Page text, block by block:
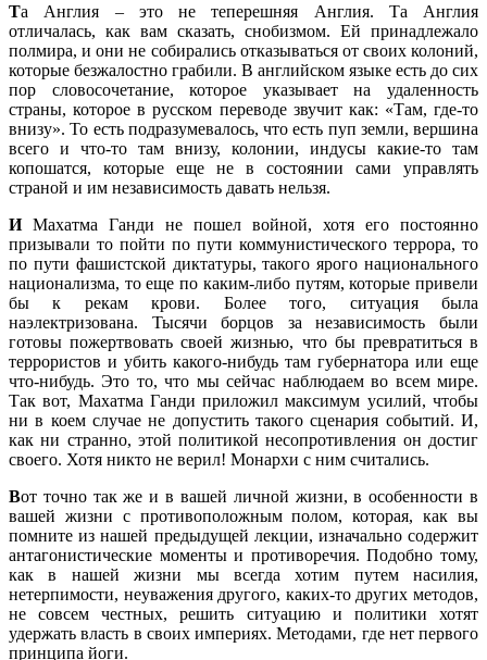
Та Англия – это не теперешняя Англия. Та Англия
отличалась, как вам сказать, снобизмом. Ей принадлежало
полмира, и они не собирались отказываться от своих колоний,
которые безжалостно грабили. В английском языке есть до сих
пор словосочетание, которое указывает на удаленность
страны, которое в русском переводе звучит как: «Там, где-то
внизу». То есть подразумевалось, что есть пуп земли, вершина
всего и что-то там внизу, колонии, индусы какие-то там
копошатся, которые еще не в состоянии сами управлять
страной и им независимость давать нельзя.
ИМахатма Ганди не пошел войной, хотя его постоянно
призывали то пойти по пути коммунистического террора, то
по пути фашистской диктатуры, такого ярого национального
национализма, то еще по каким-либо путям, которые привели
бы к рекам крови. Более того, ситуация была
наэлектризована. Тысячи борцов за независимость были
готовы пожертвовать своей жизнью, что бы превратиться в
террористов и убить какого-нибудь там губернатора или еще
что-нибудь. Это то, что мы сейчас наблюдаем во всем мире.
Так вот, Махатма Ганди приложил максимум усилий, чтобы
ни в коем случае не допустить такого сценария событий. И,
как ни странно, этой политикой несопротивления он достиг
своего. Хотя никто не верил! Монархи с ним считались.
Вот точно так же и в вашей личной жизни, в особенности в
вашей жизни с противоположным полом, которая, как вы
помните из нашей предыдущей лекции, изначально содержит
антагонистические моменты и противоречия. Подобно тому,
как в нашей жизни мы всегда хотим путем насилия,
нетерпимости, неуважения другого, каких-то других методов,
не совсем честных, решить ситуацию и политики хотят
удержать власть в своих империях. Методами, где нет первого
принципа йоги.